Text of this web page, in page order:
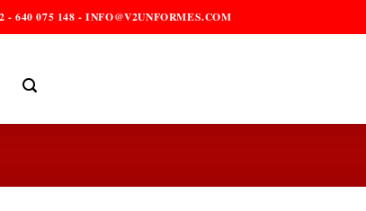
640 075 148 - INFO@V2UNFORMES.COM